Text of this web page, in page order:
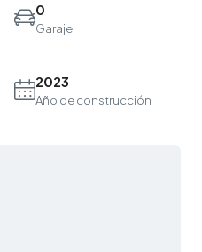
0
Garaje
2023
Año de construcción